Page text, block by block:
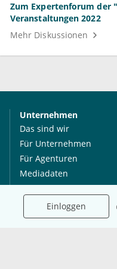
Einloggen
Zum Expertenforum der
Veranstaltungen 2022
Mehr Diskussionen
Unternehmen
Das sind wir
Für Unternehmen
Für Agenturen
Mediadaten
Presse
Karriere
Jobs